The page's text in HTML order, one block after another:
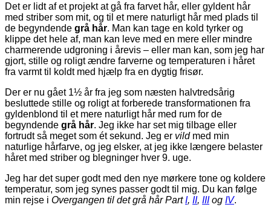
Det er lidt af et projekt at gå fra farvet hår, eller gyldent hår
med striber som mit, og til et mere naturligt hår med plads til
de begyndende grå hår. Man kan tage en kold tyrker og
klippe det hele af, man kan leve med en mere eller mindre
charmerende udgroning i årevis – eller man kan, som jeg har
gjort, stille og roligt ændre farverne og temperaturen i håret
fra varmt til koldt med hjælp fra en dygtig frisør.
Der er nu gået 1½ år fra jeg som næsten halvtredsårig
besluttede stille og roligt at forberede transformationen fra
gyldenblond til et mere naturligt hår med rum for de
begyndende grå hår. Jeg ikke har set mig tilbage eller
fortrudt så meget som ét sekund. Jeg er vildmed min
naturlige hårfarve, og jeg elsker, at jeg ikke længere belaster
håret med striber og blegninger hver 9. uge.
Jeg har det super godt med den nye mørkere tone og koldere
temperatur, som jeg synes passer godt til mig. Du kan følge
min rejse i Overgangen til det grå hår PartI, II, IIIog IV.